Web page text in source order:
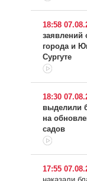
18:58
заявлений
города и
Сургуте
18:30
выделили
на
садов
17:55